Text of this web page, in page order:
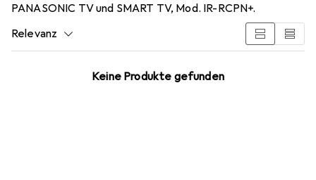
PANASONIC TV und SMART TV, Mod. IR-RCPN+.
Relevanz
Keine Produkte gefunden